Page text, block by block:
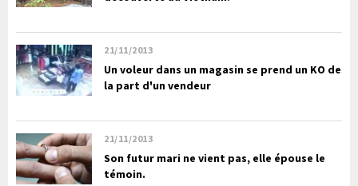
21/11/2013
Un voleur dans un magasin se prend un KO de
la part d'un vendeur
21/11/2013
Son futur mari ne vient pas, elle épouse le
témoin.